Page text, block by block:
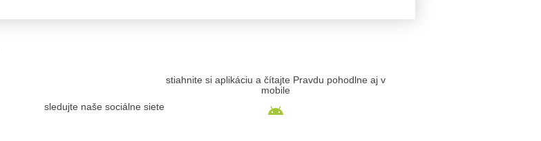
sledujte naše sociálne siete
stiahnite si aplikáciu a čítajte Pravdu pohodlne aj v
mobile